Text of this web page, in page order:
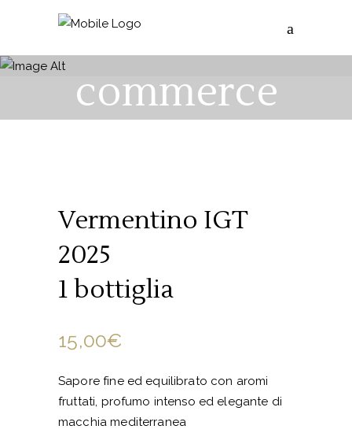
commerce
Vermentino IGT
2025
1 bottiglia
15,00€
Sapore fine ed equilibrato con aromi
fruttati, profumo intenso ed elegante di
macchia mediterranea